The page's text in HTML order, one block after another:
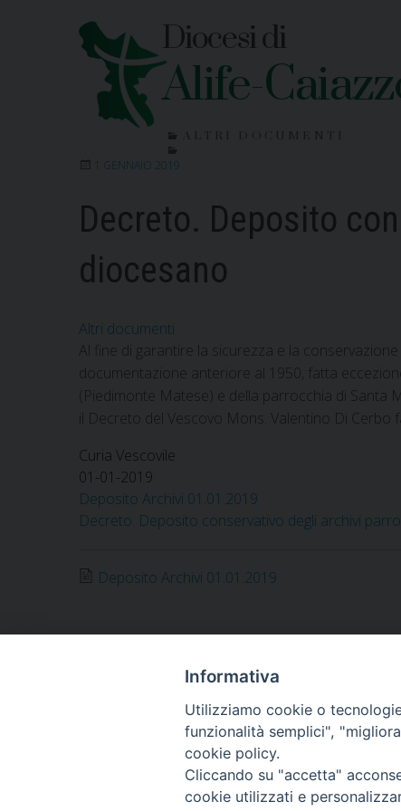
Diocesi di
Alife-
1 GENNAIO 2019
Decreto. Deposito
diocesano
Altri documenti
Al fine di garantire la sicurezza e la
documentazione anteriore al 1950, fatta
(Piedimonte Matese) e della parrocchia di Santa
il Decreto del Vescovo Mons. Valentino Di
Curia Vescovile
01-01-2019
Deposito Archivi 01.01.2019
Decreto. Deposito conservativo degli archivi
Deposito Archivi 01.01.2019
I nuovi confini parrocchiali di Piedimonte Matese
Diocesi di Alife-Caiazzo
Informativa
Utilizziamo cookie o
funzionalità semplici",
cookie policy.
Cliccando su "accetta"
cookie utilizzati e